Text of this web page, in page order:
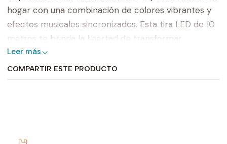
hogar con una combinación de colores vibrantes y
efectos musicales sincronizados. Esta tira LED de 10
metros te brinda la libertad de transformar
cualquier espacio en un ambiente mágico y lleno de
vida. Con la tecnología WiFi y la integración con la
plataforma Tuya Smart Life, puedes controlar y
emocionante. A continuación, descubrirás todas las
Leer más
COMPARTIR ESTE PRODUCTO